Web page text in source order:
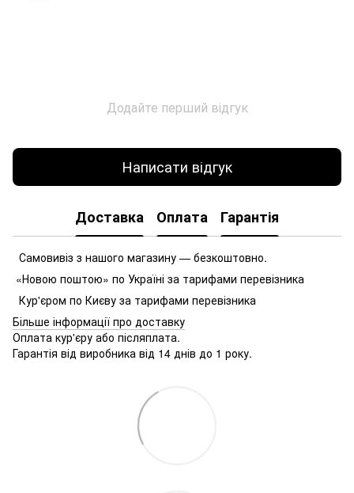
Додайте перший відгук
Написати відгук
Доставка Оплата Гарантія
Самовивіз з нашого магазину — безкоштовно.
«Новою поштою» по Україні за тарифами перевізника
Кур'єром по Києву за тарифами перевізника
Більше інформації про доставку
Оплата кур'єру або післяплата.
Гарантія від виробника від 14 днів до 1 року.